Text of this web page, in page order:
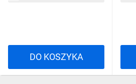
DO KOSZYKA